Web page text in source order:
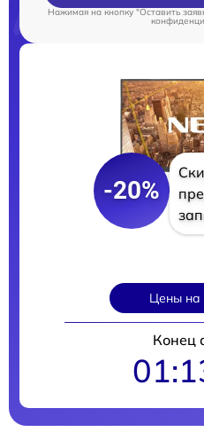
Нажимая на кнопку "Оставить
-20%
Цены на
Конец